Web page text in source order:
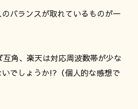
バランスが取れているものが一
角、楽天は対応周波数帯が少な
でしょうか!?（個人的な感想で